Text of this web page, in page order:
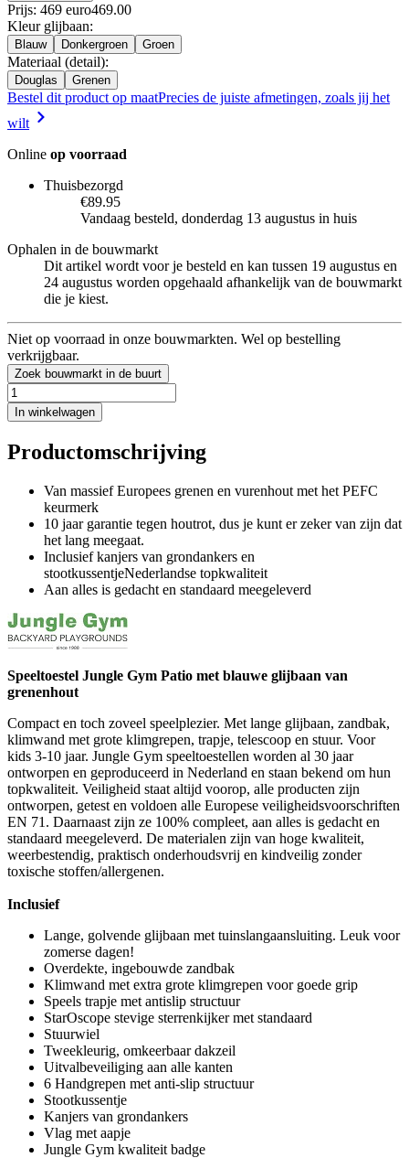
Prijs: 469 euro469.00
Kleur glijbaan:
Blauw Donkergroen Groen
Materiaal (detail):
Douglas Grenen
Bestel dit product op maatPrecies de juiste afmetingen, zoals jij het
wilt
Online op voorraad
Thuisbezorgd
€89.95
Vandaag besteld, donderdag 13 augustus in huis
Ophalen in de bouwmarkt
Dit artikel wordt voor je besteld en kan tussen 19 augustus en
24 augustus worden opgehaald afhankelijk van de bouwmarkt
die je kiest.
Niet op voorraad in onze bouwmarkten. Wel op bestelling
verkrijgbaar.
Zoek bouwmarkt in de buurt
In winkelwagen
Productomschrijving
Van massief Europees grenen en vurenhout met het PEFC
keurmerk
10 jaar garantie tegen houtrot, dus je kunt er zeker van zijn dat
het lang meegaat.
Inclusief kanjers van grondankers en
stootkussentjeNederlandse topkwaliteit
Aan alles is gedacht en standaard meegeleverd
Speeltoestel Jungle Gym Patio met blauwe glijbaan van
grenenhout
Compact en toch zoveel speelplezier. Met lange glijbaan, zandbak,
klimwand met grote klimgrepen, trapje, telescoop en stuur. Voor
kids 3-10 jaar. Jungle Gym speeltoestellen worden al 30 jaar
ontworpen en geproduceerd in Nederland en staan bekend om hun
topkwaliteit. Veiligheid staat altijd voorop, alle producten zijn
ontworpen, getest en voldoen alle Europese veiligheidsvoorschriften
EN 71. Daarnaast zijn ze 100% compleet, aan alles is gedacht en
standaard meegeleverd. De materialen zijn van hoge kwaliteit,
weerbestendig, praktisch onderhoudsvrij en kindveilig zonder
toxische stoffen/allergenen.
Inclusief
Lange, golvende glijbaan met tuinslangaansluiting. Leuk voor
zomerse dagen!
Overdekte, ingebouwde zandbak
Klimwand met extra grote klimgrepen voor goede grip
Speels trapje met antislip structuur
StarOscope stevige sterrenkijker met standaard
Stuurwiel
Tweekleurig, omkeerbaar dakzeil
Uitvalbeveiliging aan alle kanten
6 Handgrepen met anti-slip structuur
Stootkussentje
Kanjers van grondankers
Vlag met aapje
Jungle Gym kwaliteit badge